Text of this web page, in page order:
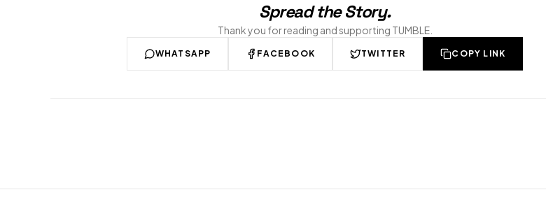
Spread the Story.
Thank you for reading and supporting TUMBLE.
WHATSAPP FACEBOOK TWITTER COPY LINK